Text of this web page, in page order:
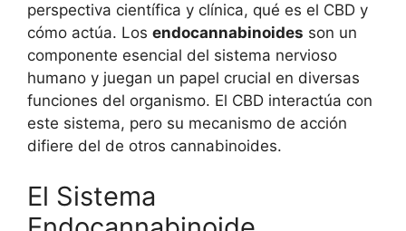
perspectiva científica y clínica, qué es el CBD y
cómo actúa. Los endocannabinoides son un
componente esencial del sistema nervioso
humano y juegan un papel crucial en diversas
funciones del organismo. El CBD interactúa con
este sistema, pero su mecanismo de acción
difiere del de otros cannabinoides.
El Sistema